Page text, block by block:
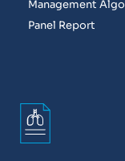
Management
Panel Report